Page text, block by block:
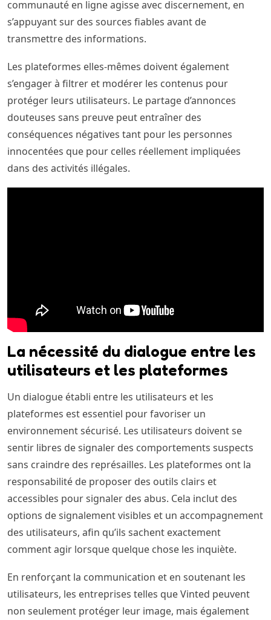
communauté en ligne agisse avec discernement, en
s’appuyant sur des sources fiables avant de
transmettre des informations.
Les plateformes elles-mêmes doivent également
s’engager à filtrer et modérer les contenus pour
protéger leurs utilisateurs. Le partage d’annonces
douteuses sans preuve peut entraîner des
conséquences négatives tant pour les personnes
innocentées que pour celles réellement impliquées
dans des activités illégales.
La nécessité du dialogue entre les
utilisateurs et les plateformes
Un dialogue établi entre les utilisateurs et les
plateformes est essentiel pour favoriser un
environnement sécurisé. Les utilisateurs doivent se
sentir libres de signaler des comportements suspects
sans craindre des représailles. Les plateformes ont la
responsabilité de proposer des outils clairs et
accessibles pour signaler des abus. Cela inclut des
options de signalement visibles et un accompagnement
des utilisateurs, afin qu’ils sachent exactement
comment agir lorsque quelque chose les inquiète.
En renforçant la communication et en soutenant les
utilisateurs, les entreprises telles que Vinted peuvent
non seulement protéger leur image, mais également